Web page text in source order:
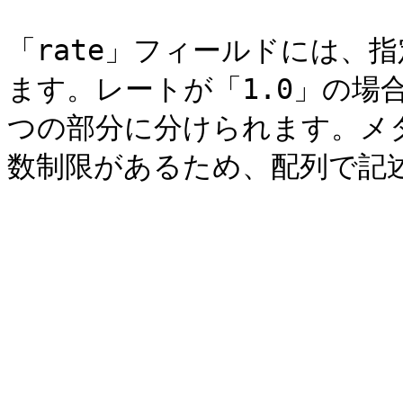
「rate」フィールドには、
ます。レートが「1.0」の場
つの部分に分けられます。